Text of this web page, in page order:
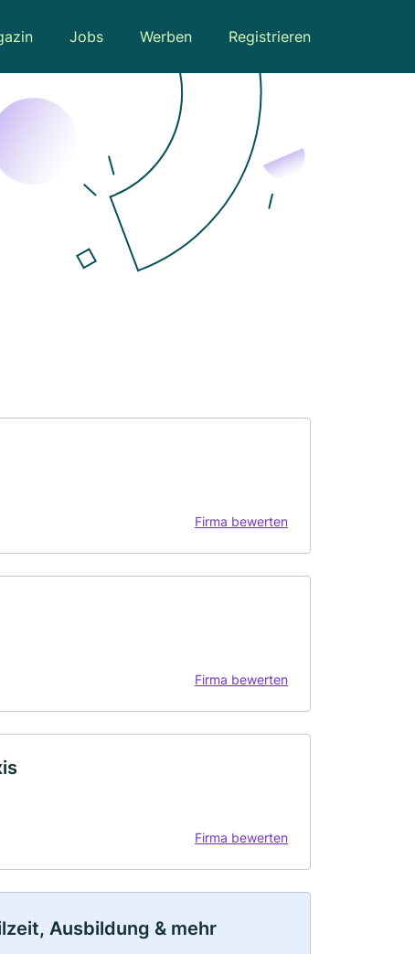
Jobs Werben Registrieren
Firma bewerten
Firma bewerten
Firma bewerten
Ausbildung & mehr